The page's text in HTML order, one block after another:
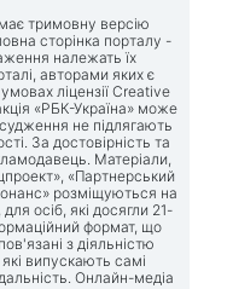
тримовну версію
сторінка порталу -
належать їх
авторами яких є
ліцензії Creative
«РБК-Україна» може
не підлягають
За достовірність та
Матеріали,
«Партнерський
розміщуються на
осіб, які досягли 21-
формат, що
з діяльністю
випускають самі
Онлайн-медіа